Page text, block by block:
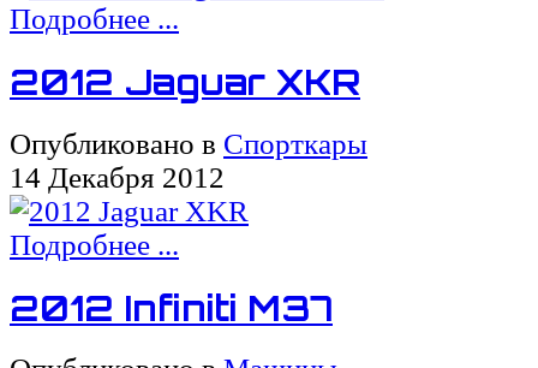
Подробнее ...
2012 Jaguar XKR
Опубликовано в Спорткары
14 Декабря 2012
Подробнее ...
2012 Infiniti M37